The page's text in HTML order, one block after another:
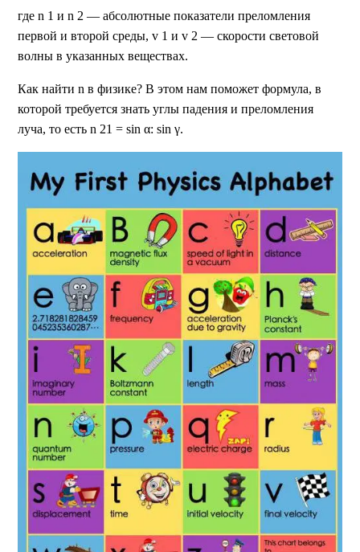
где n 1 и n 2 — абсолютные показатели преломления
первой и второй среды, v 1 и v 2 — скорости световой
волны в указанных веществах.
Как найти n в физике? В этом нам поможет формула, в
которой требуется знать углы падения и преломления
луча, то есть n 21 = sin α: sin γ.